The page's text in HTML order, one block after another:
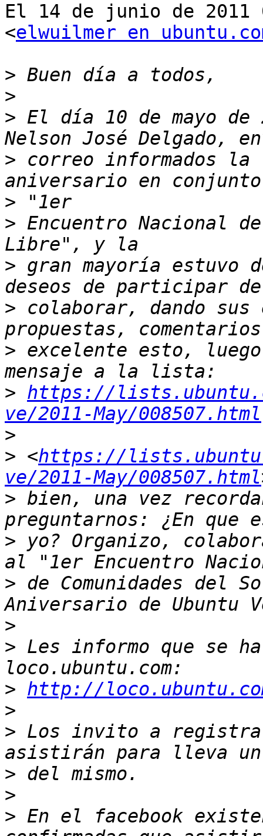
El 14 de junio de 2011
<elwuilmer en
>
>
> El día 10 de mayo de
> correo informados
>
> Encuentro Nacional
> gran mayoría estuvo
> colaborar, dando
> excelente esto,
> https://
ve/2011-May/008507.html
>
> <https://
ve/2011-May/008507.html
> bien, una vez
> yo? Organizo,
> de Comunidades del
>
> Les informo que se
> http://
>
> Los invito a
>
>
> En el facebook